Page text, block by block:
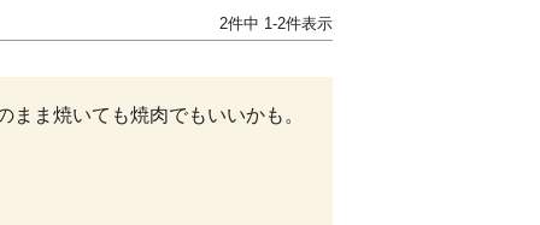
2件中 1-2件表示
ま焼いても焼肉でもいいかも。